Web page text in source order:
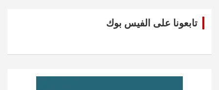
تابعونا على الفيس بوك